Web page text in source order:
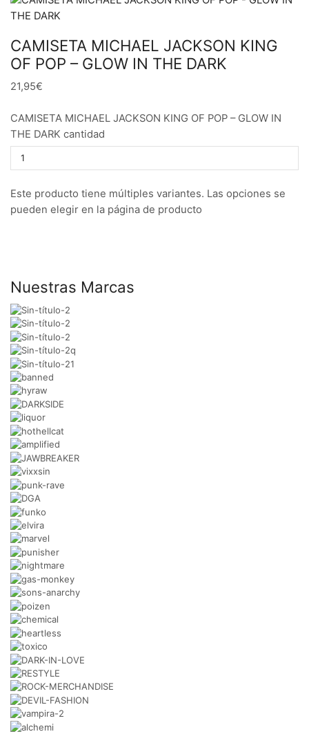
CAMISETA MICHAEL JACKSON KING
OF POP – GLOW IN THE DARK
21,95€
CAMISETA MICHAEL JACKSON KING OF POP – GLOW IN
THE DARK cantidad
Este producto tiene múltiples variantes. Las opciones se
pueden elegir en la página de producto
Nuestras Marcas